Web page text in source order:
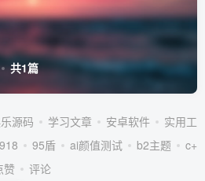
共1篇
源码 学习文章 安卓软件
实用工
918 95盾 ai颜值测试 b2主题
c++
赞 评论